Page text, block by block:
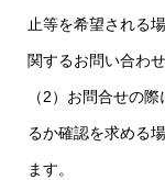
止等を希望される
関するお問い合わ
（2）お問合せの
るか確認を求める
ます。